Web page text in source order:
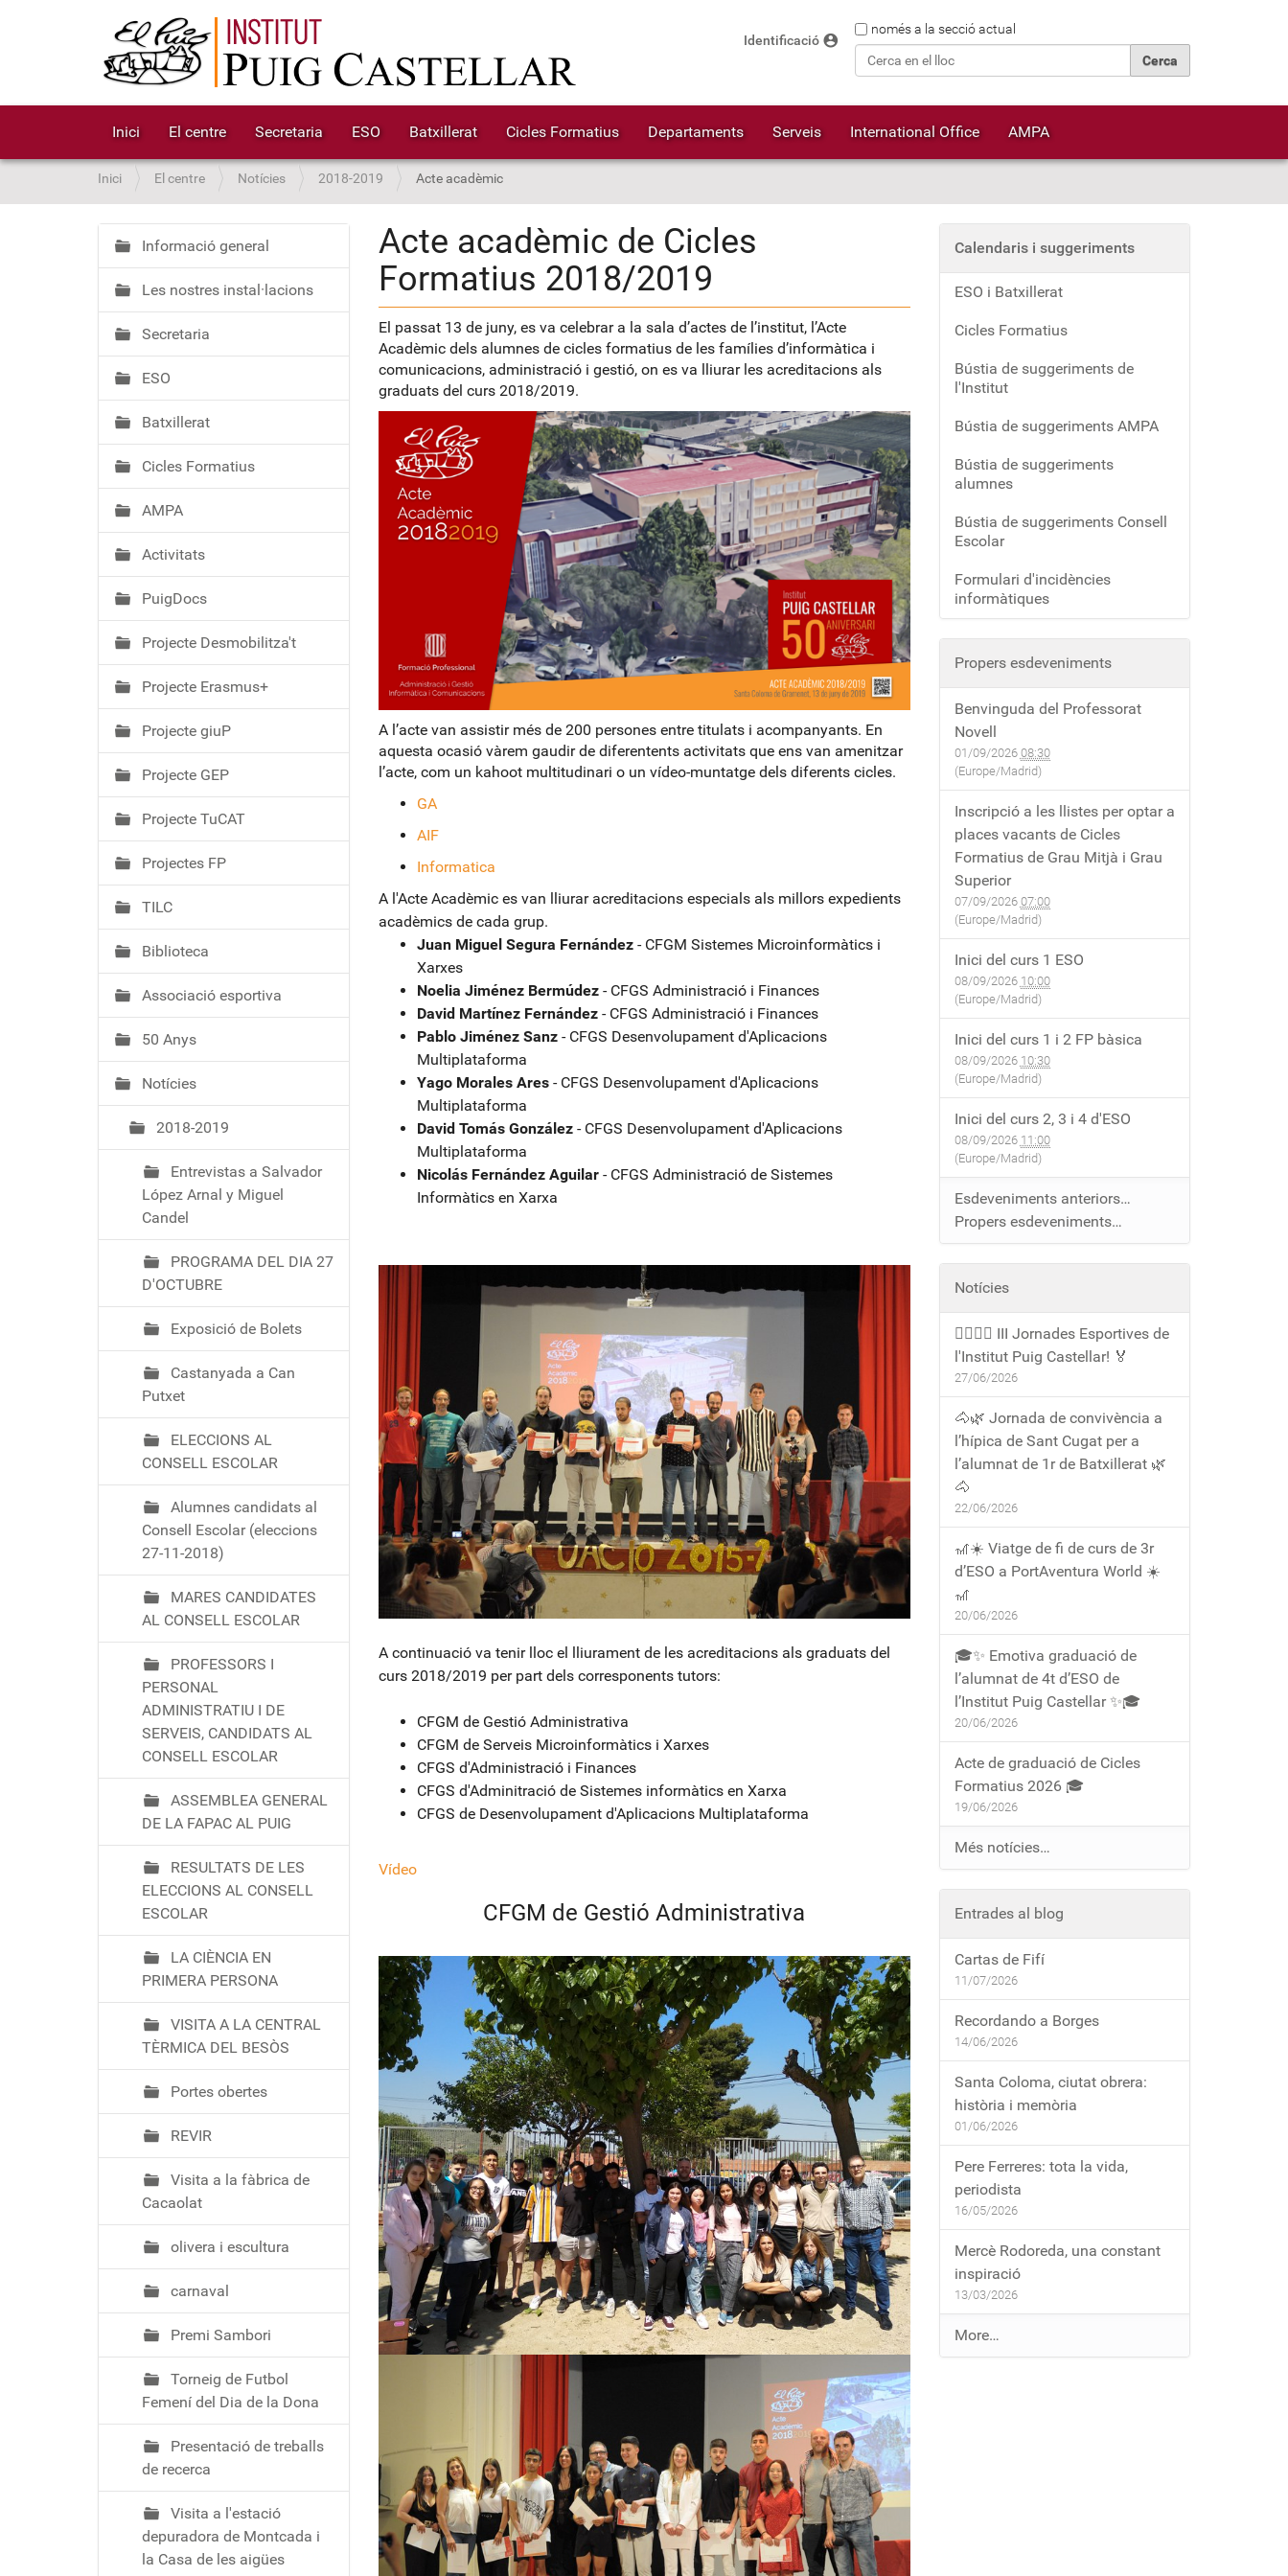
Cercanomés a la secció actual
Identificació account_circle
Inici El centre Secretaria ESO Batxillerat Cicles Formatius Departaments Serveis International Office AMPA
S
o
u
:
Inici El centre Notícies 2018-2019 Acte acadèmic
Acte acadèmic de Cicles
Formatius 2018/2019
El passat 13 de juny, es va celebrar a la sala d’actes de l’institut, l’Acte
Acadèmic dels alumnes de cicles formatius de les famílies d’informàtica i
comunicacions, administració i gestió, on es va lliurar les acreditacions als
graduats del curs 2018/2019.
A l’acte van assistir més de 200 persones entre titulats i acompanyants. En
aquesta ocasió vàrem gaudir de diferentents activitats que ens van amenitzar
l’acte, com un kahoot multitudinari o un vídeo-muntatge dels diferents cicles.
GA
AIF
Informatica
A l'Acte Acadèmic es van lliurar acreditacions especials als millors expedients
acadèmics de cada grup.
Juan Miguel Segura Fernández- CFGM Sistemes Microinformàtics i
Xarxes
Noelia Jiménez Bermúdez- CFGS Administració i Finances
David Martínez Fernández- CFGS Administració i Finances
Pablo Jiménez Sanz- CFGS Desenvolupament d'Aplicacions
Multiplataforma
Yago Morales Ares- CFGS Desenvolupament d'Aplicacions
Multiplataforma
David Tomás González- CFGS Desenvolupament d'Aplicacions
Multiplataforma
Nicolás Fernández Aguilar- CFGS Administració de Sistemes
Informàtics en Xarxa
A continuació va tenir lloc el lliurament de les acreditacions als graduats del
curs 2018/2019 per part dels corresponents tutors:
CFGM de Gestió Administrativa
CFGM de Serveis Microinformàtics i Xarxes
CFGS d'Administració i Finances
CFGS d'Adminitració de Sistemes informàtics en Xarxa
CFGS de Desenvolupament d'Aplicacions Multiplataforma
Vídeo
CFGM de Gestió Administrativa
N
a
v
e
g
a
c
ó
Informació general
Les nostres instal·lacions
Secretaria
ESO
Batxillerat
Cicles Formatius
AMPA
Activitats
PuigDocs
Projecte Desmobilitza't
Projecte Erasmus+
Projecte giuP
Projecte GEP
Projecte TuCAT
Projectes FP
TILC
Biblioteca
Associació esportiva
50 Anys
Notícies
2018-2019
Entrevistas a Salvador
López Arnal y Miguel
Candel
PROGRAMA DEL DIA 27
D'OCTUBRE
Exposició de Bolets
Castanyada a Can
Putxet
ELECCIONS AL
CONSELL ESCOLAR
Alumnes candidats al
Consell Escolar (eleccions
27-11-2018)
MARES CANDIDATES
AL CONSELL ESCOLAR
PROFESSORS I
PERSONAL
ADMINISTRATIU I DE
SERVEIS, CANDIDATS AL
CONSELL ESCOLAR
ASSEMBLEA GENERAL
DE LA FAPAC AL PUIG
RESULTATS DE LES
ELECCIONS AL CONSELL
ESCOLAR
LA CIÈNCIA EN
PRIMERA PERSONA
VISITA A LA CENTRAL
TÈRMICA DEL BESÒS
Portes obertes
REVIR
Visita a la fàbrica de
Cacaolat
olivera i escultura
carnaval
Premi Sambori
Torneig de Futbol
Femení del Dia de la Dona
Presentació de treballs
de recerca
Visita a l'estació
depuradora de Montcada i
la Casa de les aigües
Calendaris i suggeriments
ESO i Batxillerat
Cicles Formatius
Bústia de suggeriments de
l'Institut
Bústia de suggeriments AMPA
Bústia de suggeriments
alumnes
Bústia de suggeriments Consell
Escolar
Formulari d'incidències
informàtiques
Propers esdeveniments
Benvinguda del Professorat
Novell
01/09/2026 08:30
(Europe/Madrid)
Inscripció a les llistes per optar a
places vacants de Cicles
Formatius de Grau Mitjà i Grau
Superior
07/09/2026 07:00
(Europe/Madrid)
Inici del curs 1 ESO
08/09/2026 10:00
(Europe/Madrid)
Inici del curs 1 i 2 FP bàsica
08/09/2026 10:30
(Europe/Madrid)
Inici del curs 2, 3 i 4 d'ESO
08/09/2026 11:00
(Europe/Madrid)
Esdeveniments anteriors…
Propers esdeveniments…
Notícies
🏃‍♀️🏃‍♂️ III Jornades Esportives de
l'Institut Puig Castellar! 🏅
27/06/2026
🐴🌿 Jornada de convivència a
l’hípica de Sant Cugat per a
l’alumnat de 1r de Batxillerat 🌿
🐴
22/06/2026
🎢☀️ Viatge de fi de curs de 3r
d’ESO a PortAventura World ☀️
🎢
20/06/2026
🎓✨ Emotiva graduació de
l’alumnat de 4t d’ESO de
l’Institut Puig Castellar ✨🎓
20/06/2026
Acte de graduació de Cicles
Formatius 2026 🎓
19/06/2026
Més notícies…
Entrades al blog
Cartas de Fifí
11/07/2026
Recordando a Borges
14/06/2026
Santa Coloma, ciutat obrera:
història i memòria
01/06/2026
Pere Ferreres: tota la vida,
periodista
16/05/2026
Mercè Rodoreda, una constant
inspiració
13/03/2026
E
n
More…